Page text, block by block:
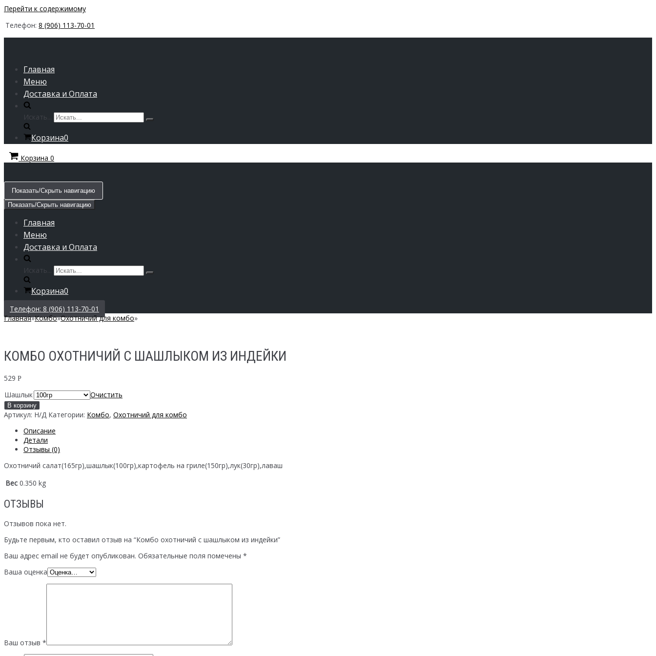
Перейти к содержимому
Телефон: 8 (906) 113-70-01
Главная
Меню
Доставка и Оплата
Искать...
Корзина0
Корзина 0
Показать/Скрыть навигацию
Показать/Скрыть навигацию
Главная
Меню
Доставка и Оплата
Искать...
Корзина0
Телефон: 8 (906) 113-70-01
Главная»Комбо»Охотничий для комбо»
КОМБО ОХОТНИЧИЙ С ШАШЛЫКОМ ИЗ ИНДЕЙКИ
529 Р
Шашлык Очистить
В корзину
Артикул: Н/Д Категории: Комбо, Охотничий для комбо
Описание
Детали
Отзывы (0)
Охотничий салат(165гр),шашлык(100гр),картофель на гриле(150гр),лук(30гр),лаваш
Вес 0.350 kg
ОТЗЫВЫ
Отзывов пока нет.
Будьте первым, кто оставил отзыв на “Комбо охотничий с шашлыком из индейки”
Ваш адрес email не будет опубликован. Обязательные поля помечены *
Ваша оценка
Ваш отзыв *